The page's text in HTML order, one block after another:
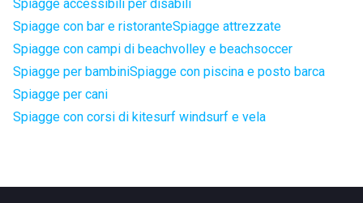
Spiagge accessibili per disabili
Spiagge con bar e ristoranteSpiagge attrezzate
Spiagge con campi di beachvolley e beachsoccer
Spiagge per bambiniSpiagge con piscina e posto barca
Spiagge per cani
Spiagge con corsi di kitesurf windsurf e vela